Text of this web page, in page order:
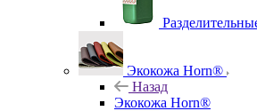
Экокожа Horn®
Назад
Экокожа Horn®